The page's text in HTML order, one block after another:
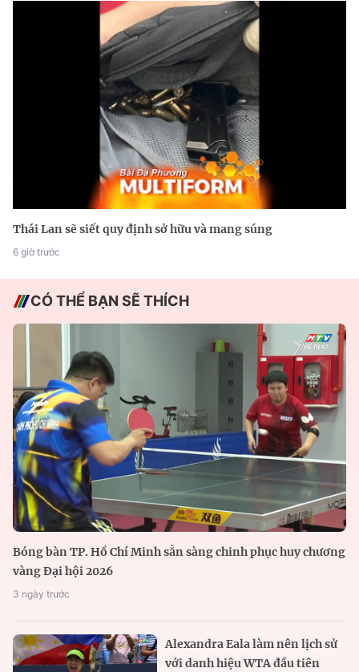
Thái Lan sẽ siết quy định sở hữu và mang súng
6 giờ trước
CÓ THỂ BẠN SẼ THÍCH
Bóng bàn TP. Hồ Chí Minh sẵn sàng chinh phục huy chương
vàng Đại hội 2026
3 ngày trước
Alexandra Eala làm nên lịch sử
với danh hiệu WTA đầu tiên